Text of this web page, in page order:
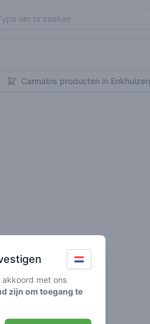
Cannabis producten in Enkhuizen
met ons
zijn om toegang te